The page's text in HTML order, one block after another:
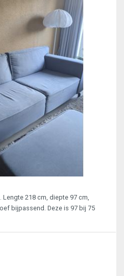
218 cm, diepte 97 cm,
bijpassend. Deze is 97 bij 75